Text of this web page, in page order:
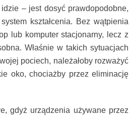
– jest dosyć prawdopodobne,
kształcenia. Bez wątpienia
lub komputer stacjonarny, lecz z
Właśnie w takich sytuacjach
pociech, należałoby rozważyć
oko, chociażby przez eliminację
gdyż urządzenia używane przez